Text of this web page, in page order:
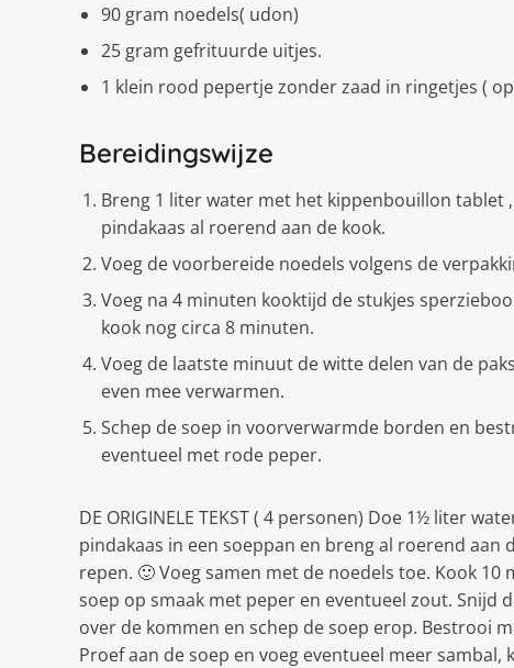
90 gram noedels( udon)
25 gram gefrituurde uitjes.
1 klein rood pepertje zonder zaad in ringetjes (
Bereidingswijze
Breng 1 liter water met het kippenbouillon tablet
pindakaas al roerend aan de kook.
Voeg de voorbereide noedels volgens de
Voeg na 4 minuten kooktĳd de stukjes
kook nog circa 8 minuten.
Voeg de laatste minuut de witte delen van de
even mee verwarmen.
Schep de soep in voorverwarmde borden en
eventueel met rode peper.
DE ORIGINELE TEKST ( 4 personen) Doe 1½ liter
pindakaas in een soeppan en breng al roerend
repen. 🙂 Voeg samen met de noedels toe. Kook
soep op smaak met peper en eventueel zout. Snĳd
over de kommen en schep de soep erop. Bestrooi
Proef aan de soep en voeg eventueel meer sambal,